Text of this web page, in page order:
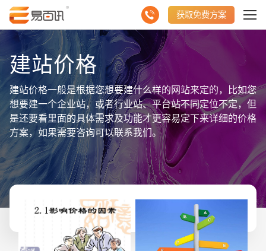
获取免费方案
建站价格
建站价格一般是根据您想要建什么样的网站来定的，比如您
想要建一个企业站，或者行业站、平台站不同定位不定，但
是还要看里面的具体需求及功能才更容易定下来详细的价格
方案，如果需要咨询可以联系我们。